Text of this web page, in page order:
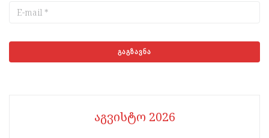
აგვისტო 2026